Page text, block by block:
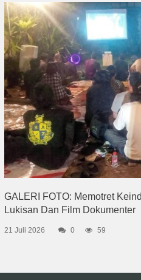
GALERI FOTO: Memotret
Lukisan Dan Film Dokumenter
21 Juli 2026 0 59